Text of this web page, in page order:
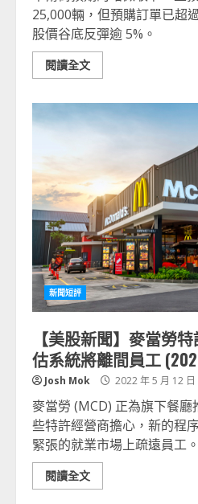
25,000輛，但預購訂單已超
股價谷底反彈逾 5%。
閱讀全文
新聞短評
【美股新聞】麥當勞
估系統將離間員工
Josh Mok 2022 年 5 月 12 日
麥當勞 (MCD) 正為旗下餐
些特許經營商擔心，新的程
緊張的就業市場上疏遠員工。
閱讀全文